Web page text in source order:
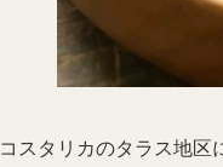
コスタリカのタラス地区